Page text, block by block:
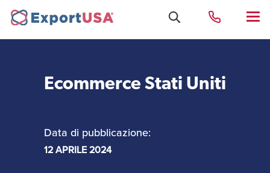
Uffici e Team Exportusa
Uffici e Team
Costituzione società e
Ecommerce Stati Uniti
Data di pubblicazione:
12 APRILE 2024